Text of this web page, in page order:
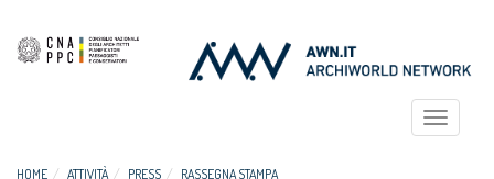
Toggle
HOME ATTIVITÀ PRESS RASSEGNA STAMPA